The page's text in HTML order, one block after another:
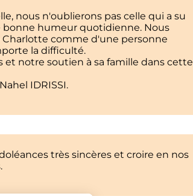
nous n'oublierons pas celle qui a su
bonne humeur quotidienne. Nous
comme d'une personne
la difficulté.
et notre soutien à sa famille dans cette
IDRISSI.
très sincères et croire en nos